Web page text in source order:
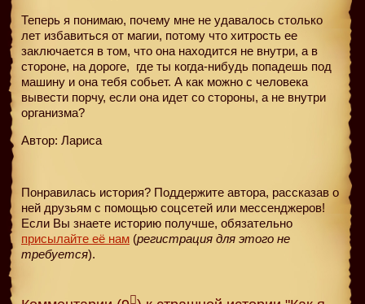
Теперь я понимаю, почему мне не удавалось столько
лет избавиться от магии, потому что хитрость ее
заключается в том, что она находится не внутри, а в
стороне, на дороге, где ты когда-нибудь попадешь под
машину и она тебя собьет. А как можно с человека
вывести порчу, если она идет со стороны, а не внутри
организма?
Автор: Лариса
Понравилась история? Поддержите автора, рассказав о
ней друзьям с помощью соцсетей или мессенджеров!
Если Вы знаете историю получше, обязательно
присылайте её нам (регистрация для этого не
требуется).